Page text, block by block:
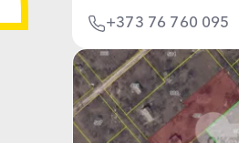
+373 76 760 095